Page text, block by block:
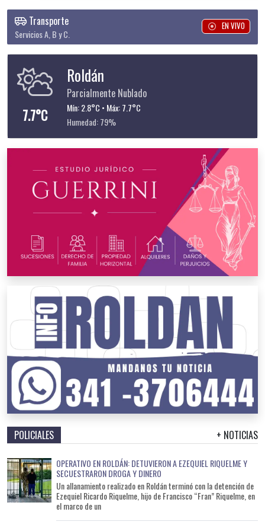
Transporte
Servicios A, B y C.
EN VIVO
7.7°C
Roldán
Parcialmente Nublado
Mín: 2.8°C • Máx: 7.7°C
Humedad: 79%
POLICIALES + NOTICIAS
OPERATIVO EN ROLDÁN: DETUVIERON A EZEQUIEL RIQUELME Y
SECUESTRARON DROGA Y DINERO
Un allanamiento realizado en Roldán terminó con la detención de
Ezequiel Ricardo Riquelme, hijo de Francisco “Fran” Riquelme, en
el marco de un